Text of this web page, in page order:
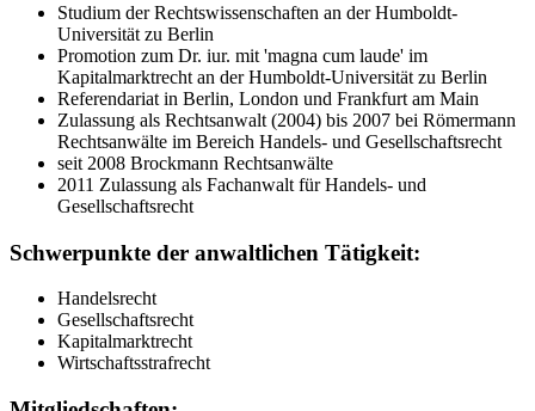
Studium der Rechtswissenschaften an der Humboldt-
Universität zu Berlin
Promotion zum Dr. iur. mit 'magna cum laude' im
Kapitalmarktrecht an der Humboldt-Universität zu Berlin
Referendariat in Berlin, London und Frankfurt am Main
Zulassung als Rechtsanwalt (2004) bis 2007 bei Römermann
Rechtsanwälte im Bereich Handels- und Gesellschaftsrecht
seit 2008 Brockmann Rechtsanwälte
2011 Zulassung als Fachanwalt für Handels- und
Gesellschaftsrecht
Schwerpunkte der anwaltlichen Tätigkeit:
Handelsrecht
Gesellschaftsrecht
Kapitalmarktrecht
Wirtschaftsstrafrecht